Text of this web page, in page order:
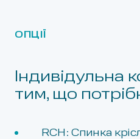
ОПЦІЇ
Індивідульна
тим, що
RCH: Спинка